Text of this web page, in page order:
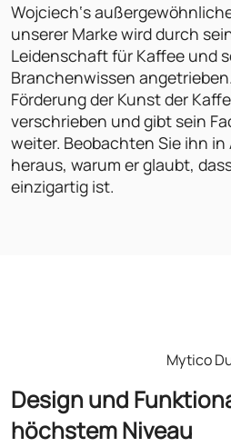
Wojciech‘s
unserer Marke wird durch
Leidenschaft für Kaffee und
Branchenwissen
Förderung der Kunst der
verschrieben und gibt sein
weiter. Beobachten Sie ihn
heraus, warum er glaubt,
einzigartig ist.
Mytico
Design und
höchstem Niveau